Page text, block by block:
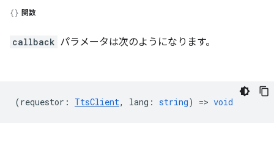
関数
callback パラメータは次のようになります。
(requestor : TtsClient, lang : string) => void